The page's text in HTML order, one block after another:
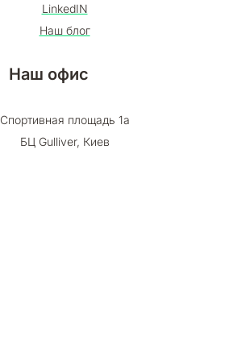
LinkedIN
Наш блог
Наш офис
Спортивная площадь 1а
БЦ Gulliver, Киев